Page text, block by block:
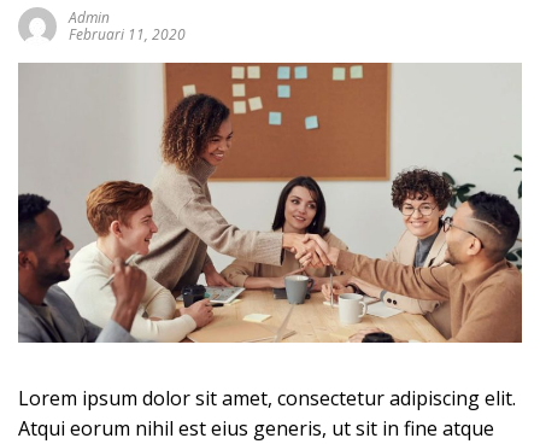
Admin
Februari 11, 2020
Lorem ipsum dolor sit amet, consectetur adipiscing elit.
Atqui eorum nihil est eius generis, ut sit in fine atque